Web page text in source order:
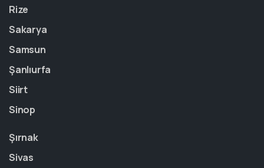
Rize
Sakarya
Samsun
Şanlıurfa
Siirt
Sinop
Şırnak
Sivas